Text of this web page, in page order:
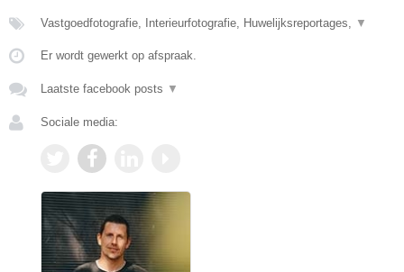
Vastgoedfotografie, Interieurfotografie, Huwelijksreportages, ▼
Er wordt gewerkt op afspraak.
Laatste facebook posts ▼
Sociale media: